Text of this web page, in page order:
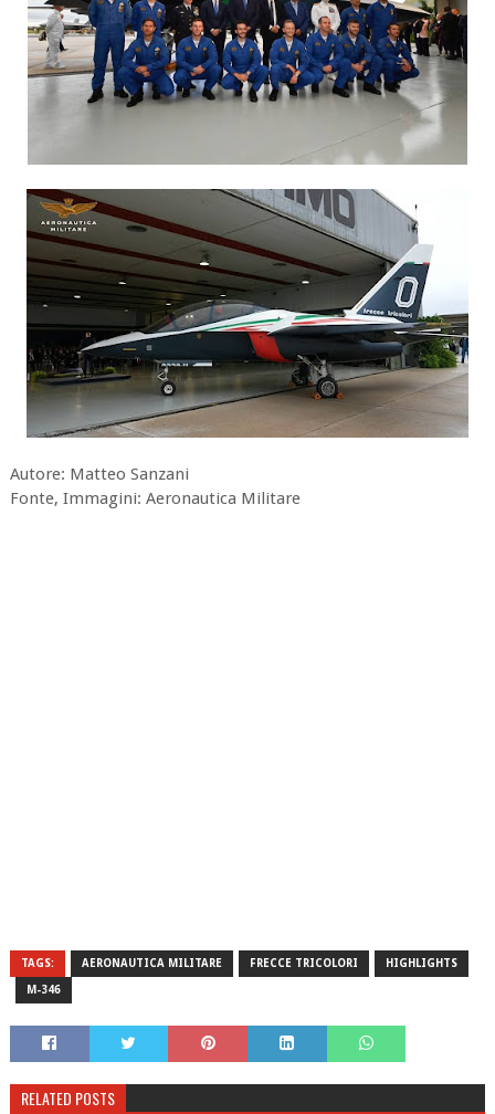
Autore: Matteo Sanzani
Fonte, Immagini: Aeronautica Militare
TAGS: AERONAUTICA MILITARE FRECCE TRICOLORI HIGHLIGHTS
M-346
RELATED POSTS